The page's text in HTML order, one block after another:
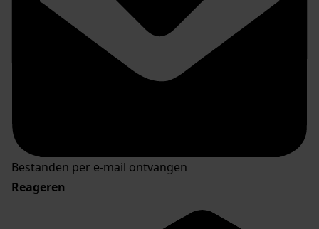
Bestanden per e-mail ontvangen
Reageren